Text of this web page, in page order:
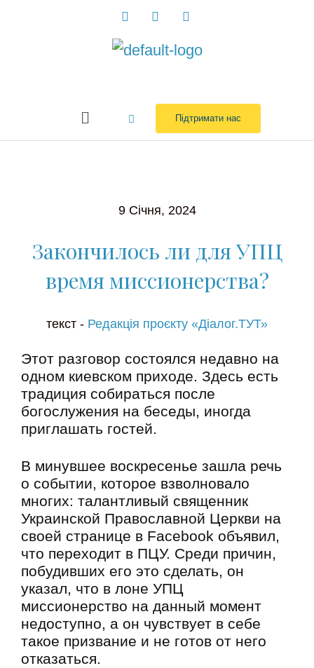
Menu Підтримати нас
9 Січня, 2024
Закончилось ли для УПЦ
время миссионерства?
текст - Редакція проєкту «Діалог.ТУТ»
Этот разговор состоялся недавно на
одном киевском приходе. Здесь есть
традиция собираться после
богослужения на беседы, иногда
приглашать гостей.
В минувшее воскресенье зашла речь
о событии, которое взволновало
многих: талантливый священник
Украинской Православной Церкви на
своей странице в Facebook объявил,
что переходит в ПЦУ. Среди причин,
побудивших его это сделать, он
указал, что в лоне УПЦ
миссионерство на данный момент
недоступно, а он чувствует в себе
такое призвание и не готов от него
отказаться.